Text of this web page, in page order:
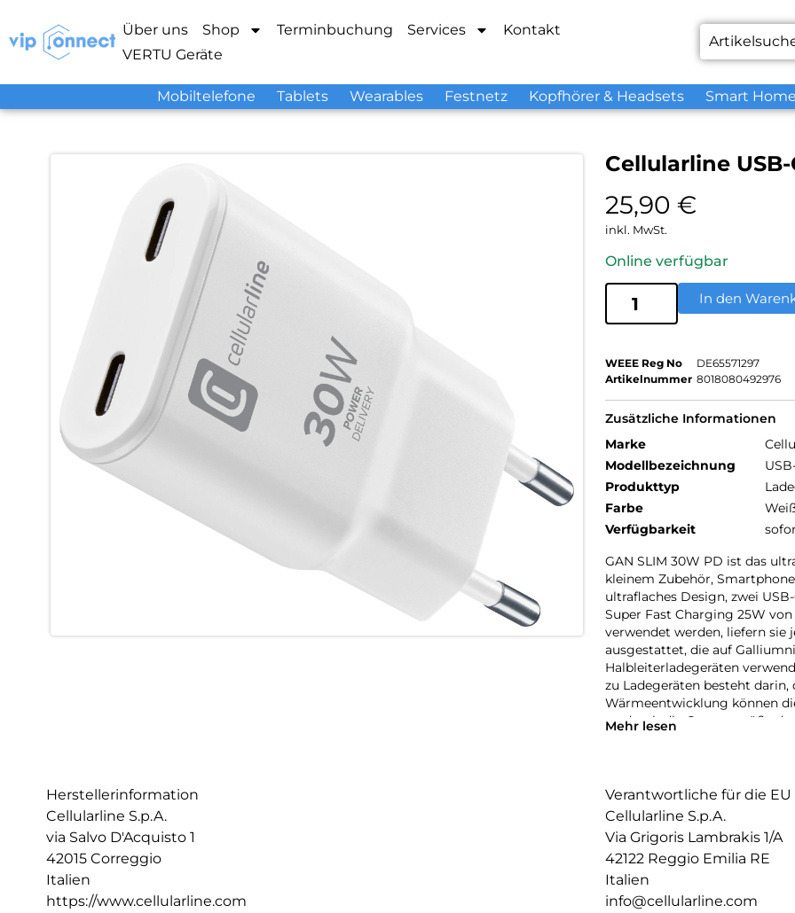
Über uns Shop Terminbuchung Services
Kontakt
VERTU Geräte
Mobiltelefone Tablets Wearables Festnetz Kopfhörer & Headsets Smart
Cellularline
25,90 €
inkl. MwSt.
Online verfügbar
In den
WEEE Reg No
DE65571297
Artikelnummer 8018080492976
Zusätzliche Informationen
Marke
Modellbezeichnung
Produkttyp
Farbe
Verfügbarkeit
GAN SLIM 30W PD ist das
kleinem Zubehör,
ultraflaches Design, zwei
Super Fast Charging 25W
verwendet werden, liefern sie
ausgestattet, die auf
Halbleiterladegeräten
zu Ladegeräten besteht
Wärmeentwicklung können
wodurch die Gesamtgröße
Mehr lesen
Herstellerinformation
Cellularline S.p.A.
via Salvo D'Acquisto 1
42015 Correggio
Italien
https://www.cellularline.com
Verantwortliche für die EU
Cellularline S.p.A.
Via Grigoris Lambrakis 1/A
42122 Reggio Emilia RE
Italien
info@cellularline.com